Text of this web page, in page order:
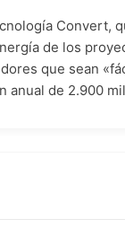
Convert,
de los
que sean
anual de 2.900